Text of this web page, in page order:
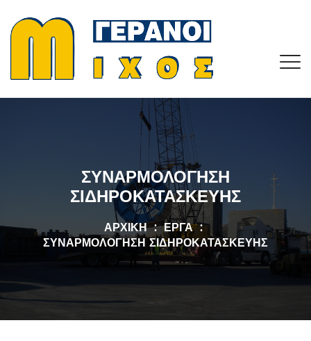
ΣΥΝΑΡΜΟΛΌΓΗΣΗ
ΣΙΔΗΡΟΚΑΤΑΣΚΕΥΉΣ
ΑΡΧΙΚΉ
ΈΡΓΑ
ΣΥΝΑΡΜΟΛΌΓΗΣΗ ΣΙΔΗΡΟΚΑΤΑΣΚΕΥΉΣ